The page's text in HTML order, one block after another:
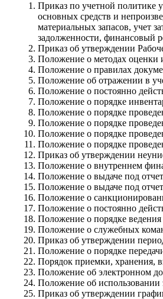
Приказ по учетной политике
основных средств и
материальных запасов, учет
задолженности, финансовый
Приказ об утверждении
Положение о методах оценки
Положение о правилах
Положение об отражении в
Положение о постоянно
Положение о порядке
Положение о порядке
Положение о порядке
Положение о порядке
Положение о порядке
Приказ об утверждении
Положение о внутреннем
Положение о выдаче под
Положение о выдаче под
Положение о
Положение о постоянно
Положение о порядке
Положение о служебных
Приказ об утверждении
Положение о порядке
Порядок приемки, хранения,
Положение об электронном
Положение об
Приказ об утверждении